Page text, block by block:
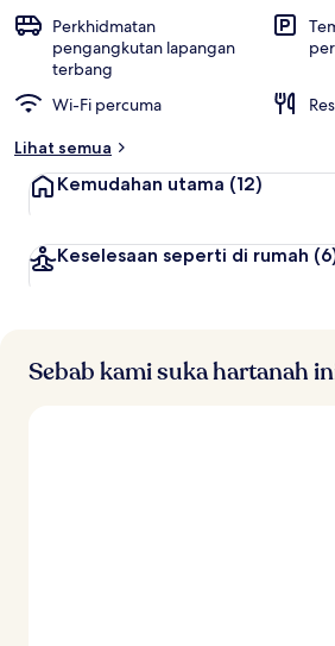
p
a
n
t
g
g
e
Perkhidmatan
pengangkutan lapangan
terbang
Wi-Fi percuma
Lihat semua
Kemudahan utama (12)
Keselesaan seperti di rumah
Sebab kami suka hartanah